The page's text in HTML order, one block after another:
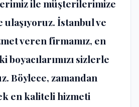
ile müşterilerimize
ulaşıyoruz. İstanbul ve
veren firmamız, en
boyacılarımızı sizlerle
Böylece, zamandan
en kaliteli hizmeti